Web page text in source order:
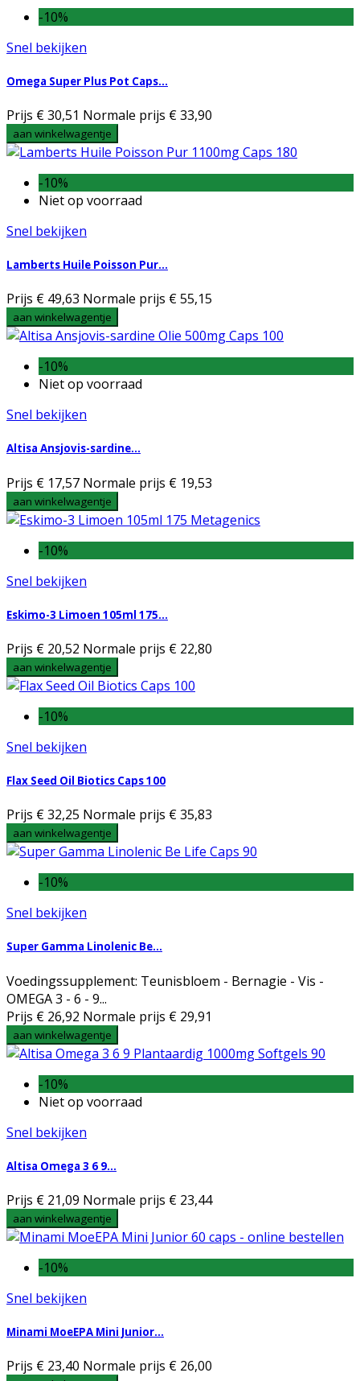
-10%
Snel bekijken
Omega Super Plus Pot Caps...
Prijs € 30,51 Normale prijs € 33,90
aan winkelwagentje
-10%
Niet op voorraad
Snel bekijken
Lamberts Huile Poisson Pur...
Prijs € 49,63 Normale prijs € 55,15
aan winkelwagentje
-10%
Niet op voorraad
Snel bekijken
Altisa Ansjovis-sardine...
Prijs € 17,57 Normale prijs € 19,53
aan winkelwagentje
-10%
Snel bekijken
Eskimo-3 Limoen 105ml 175...
Prijs € 20,52 Normale prijs € 22,80
aan winkelwagentje
-10%
Snel bekijken
Flax Seed Oil Biotics Caps 100
Prijs € 32,25 Normale prijs € 35,83
aan winkelwagentje
-10%
Snel bekijken
Super Gamma Linolenic Be...
Voedingssupplement: Teunisbloem - Bernagie - Vis -
OMEGA 3 - 6 - 9...
Prijs € 26,92 Normale prijs € 29,91
aan winkelwagentje
-10%
Niet op voorraad
Snel bekijken
Altisa Omega 3 6 9...
Prijs € 21,09 Normale prijs € 23,44
aan winkelwagentje
-10%
Snel bekijken
Minami MoeEPA Mini Junior...
Prijs € 23,40 Normale prijs € 26,00